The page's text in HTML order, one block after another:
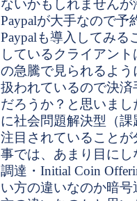
ないかもしれません
Paypalが大手なので予
Paypalも導入してみ
しているクライアン
の急騰で見られるよ
扱われているので決
だろうか？と思いま
に社会問題解決型（
注目されていること
事では、あまり目に
調達・Initial Coin
い方の違いなのか暗